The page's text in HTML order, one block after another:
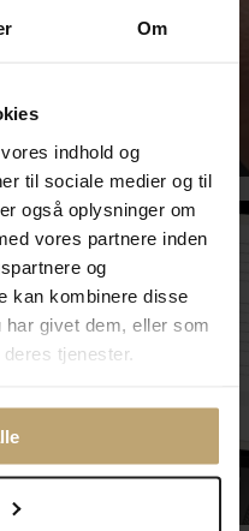
Om
indhold og
til sociale medier og til
også oplysninger om
vores partnere inden
og
kan kombinere disse
givet dem, eller som
tjenester.